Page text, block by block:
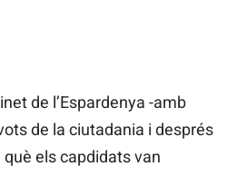
de l’Espardenya -amb
de la ciutadania i després
els capdidats van